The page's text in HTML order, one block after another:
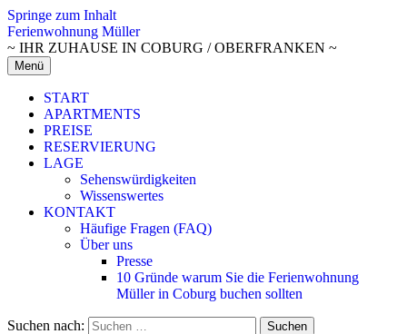
Springe zum Inhalt
Ferienwohnung Müller
~ IHR ZUHAUSE IN COBURG / OBERFRANKEN ~
Menü
START
APARTMENTS
PREISE
RESERVIERUNG
LAGE
Sehenswürdigkeiten
Wissenswertes
KONTAKT
Häufige Fragen (FAQ)
Über uns
Presse
10 Gründe warum Sie die Ferienwohnung
Müller in Coburg buchen sollten
Suchen nach: